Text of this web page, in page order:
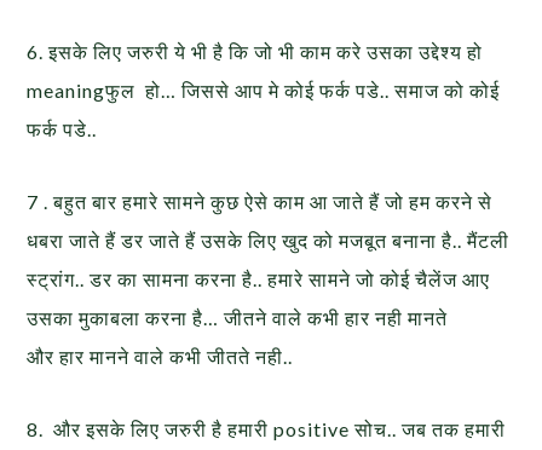
6. इसके लिए जरुरी ये भी है कि जो भी काम करे उसका उद्देश्य हो
meaningफुल हो… जिससे आप मे कोई फर्क पडे.. समाज को कोई
फर्क पडे..
7 . बहुत बार हमारे सामने कुछ ऐसे काम आ जाते हैं जो हम करने से
धबरा जाते हैं डर जाते हैं उसके लिए खुद को मजबूत बनाना है.. मैंटली
स्ट्रांग.. डर का सामना करना है.. हमारे सामने जो कोई चैलेंज आए
उसका मुकाबला करना है… जीतने वाले कभी हार नही मानते
और हार मानने वाले कभी जीतते नही..
8. और इसके लिए जरुरी है हमारी positive सोच.. जब तक हमारी